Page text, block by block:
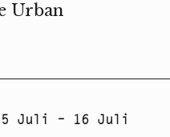
Urban
Juli – 16 Juli